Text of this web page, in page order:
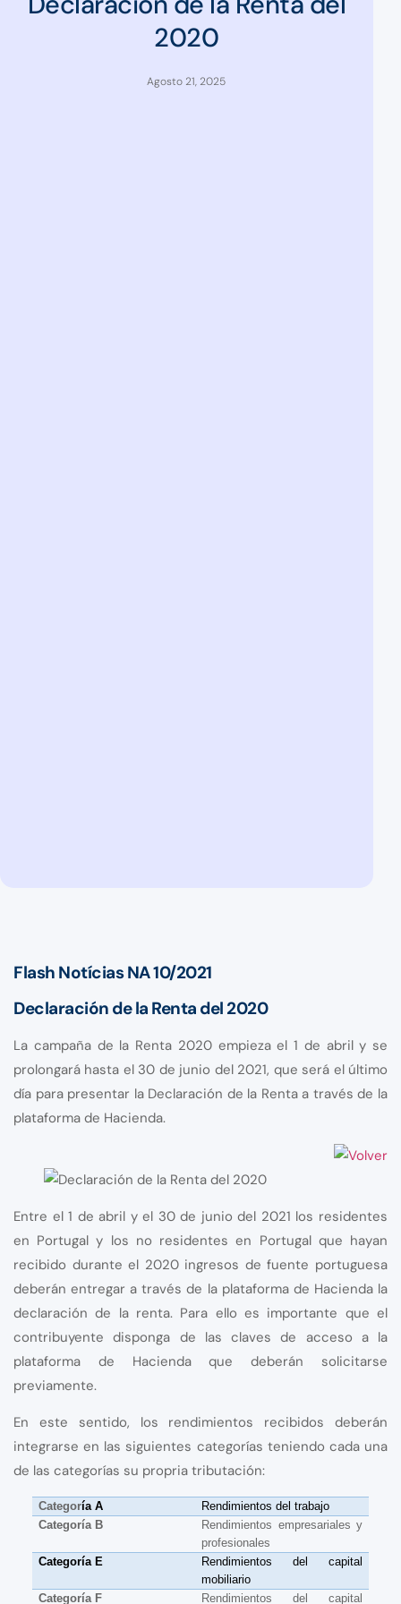
2020
Agosto 21, 2025
Flash Notícias NA 10/2021
Declaración de la Renta del 2020
La campaña de la Renta 2020 empieza el 1 de abril y se
prolongará hasta el 30 de junio del 2021, que será el último
día para presentar la Declaración de la Renta a través de la
plataforma de Hacienda.
Entre el 1 de abril y el 30 de junio del 2021 los residentes
en Portugal y los no residentes en Portugal que hayan
recibido durante el 2020 ingresos de fuente portuguesa
deberán entregar a través de la plataforma de Hacienda la
declaración de la renta. Para ello es importante que el
contribuyente disponga de las claves de acceso a la
plataforma de Hacienda que deberán solicitarse
previamente.
En este sentido, los rendimientos recibidos deberán
integrarse en las siguientes categorías teniendo cada una
de las categorías su propria tributación:
Categoría A
Rendimientos del trabajo
Categoría B
Rendimientos empresariales y
profesionales
Categoría E
Rendimientos del capital
mobiliario
Categoría F
Rendimientos del capital